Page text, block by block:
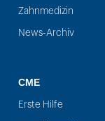
Zahnmedizin
News-Archiv
CME
Erste Hilfe